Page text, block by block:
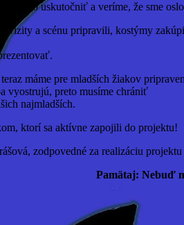
podarilo uskutočniť a veríme, že sme
a scénu pripravili, kostýmy
máme pre mladších žiakov
vyostrujú, preto musíme chrániť
najmladších.
ktorí sa aktívne zapojili do projektu!
zodpovedné za realizáciu
Pamätaj: Nebuď